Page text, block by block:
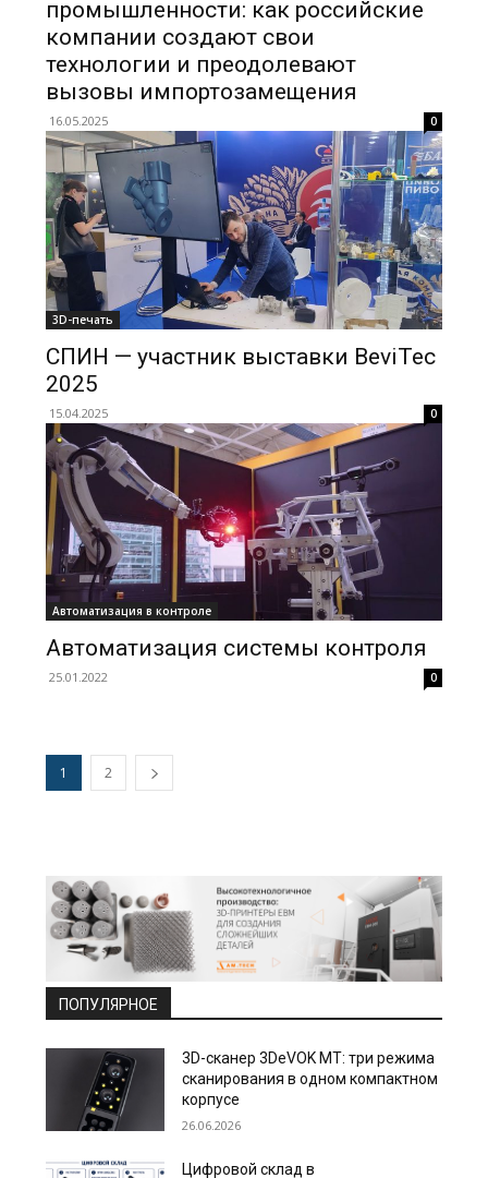
промышленности: как российские
компании создают свои
технологии и преодолевают
вызовы импортозамещения
16.05.2025 0
3D-печать
СПИН — участник выставки BeviTec
2025
15.04.2025 0
Автоматизация в контроле
Автоматизация системы контроля
25.01.2022 0
1 2
ПОПУЛЯРНОЕ
3D-сканер 3DeVOK MT: три режима
сканирования в одном компактном
корпусе
26.06.2026
Цифровой склад в